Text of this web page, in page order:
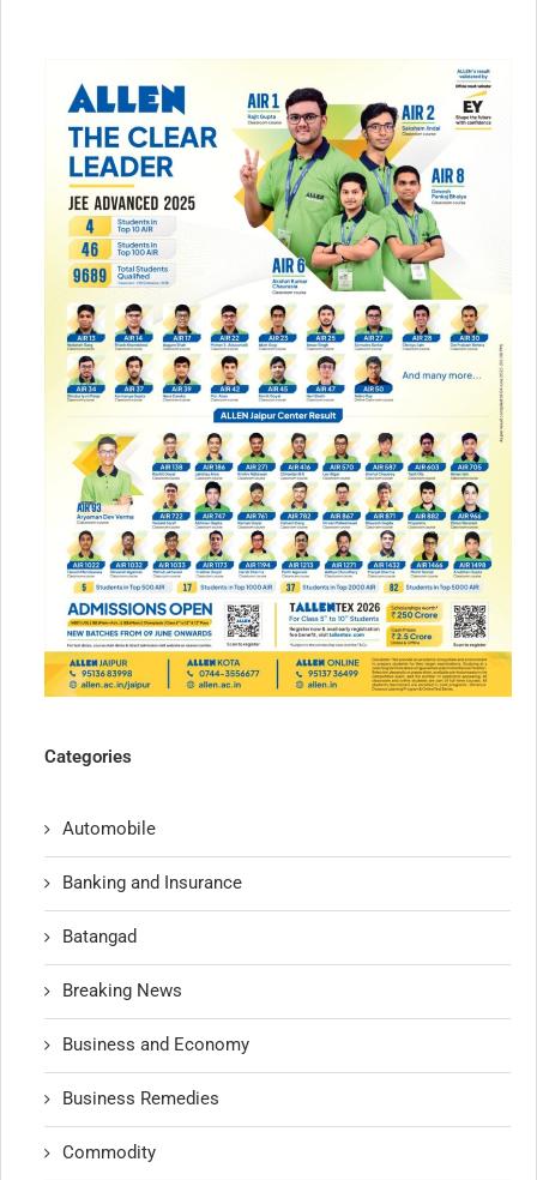
Categories
Automobile
Banking and Insurance
Batangad
Breaking News
Business and Economy
Business Remedies
Commodity